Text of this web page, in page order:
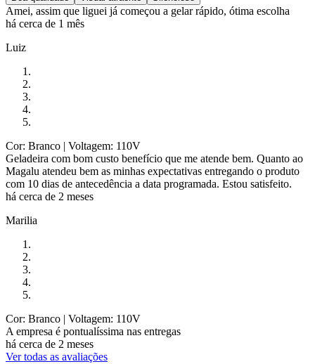
Amei, assim que liguei já começou a gelar rápido, ótima escolha
há cerca de 1 mês
Luiz
Cor: Branco | Voltagem: 110V
Geladeira com bom custo benefício que me atende bem. Quanto ao
Magalu atendeu bem as minhas expectativas entregando o produto
com 10 dias de antecedência a data programada. Estou satisfeito.
há cerca de 2 meses
Marilia
Cor: Branco | Voltagem: 110V
A empresa é pontualíssima nas entregas
há cerca de 2 meses
Ver todas as avaliações